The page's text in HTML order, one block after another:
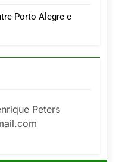
Porto Alegre e
Peters